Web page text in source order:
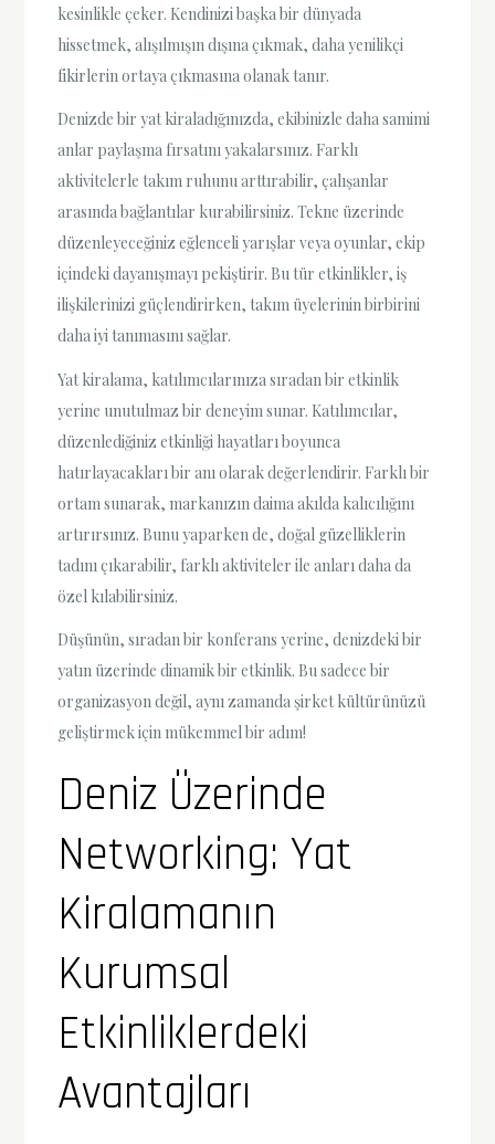
kesinlikle çeker. Kendinizi başka bir dünyada
hissetmek, alışılmışın dışına çıkmak, daha yenilikçi
fikirlerin ortaya çıkmasına olanak tanır.
Denizde bir yat kiraladığınızda, ekibinizle daha samimi
anlar paylaşma fırsatını yakalarsınız. Farklı
aktivitelerle takım ruhunu arttırabilir, çalışanlar
arasında bağlantılar kurabilirsiniz. Tekne üzerinde
düzenleyeceğiniz eğlenceli yarışlar veya oyunlar, ekip
içindeki dayanışmayı pekiştirir. Bu tür etkinlikler, iş
ilişkilerinizi güçlendirirken, takım üyelerinin birbirini
daha iyi tanımasını sağlar.
Yat kiralama, katılımcılarınıza sıradan bir etkinlik
yerine unutulmaz bir deneyim sunar. Katılımcılar,
düzenlediğiniz etkinliği hayatları boyunca
hatırlayacakları bir anı olarak değerlendirir. Farklı bir
ortam sunarak, markanızın daima akılda kalıcılığını
artırırsınız. Bunu yaparken de, doğal güzelliklerin
tadını çıkarabilir, farklı aktiviteler ile anları daha da
özel kılabilirsiniz.
Düşünün, sıradan bir konferans yerine, denizdeki bir
yatın üzerinde dinamik bir etkinlik. Bu sadece bir
organizasyon değil, aynı zamanda şirket kültürünüzü
geliştirmek için mükemmel bir adım!
Deniz Üzerinde
Networking: Yat
Kiralamanın
Kurumsal
Etkinliklerdeki
Avantajları